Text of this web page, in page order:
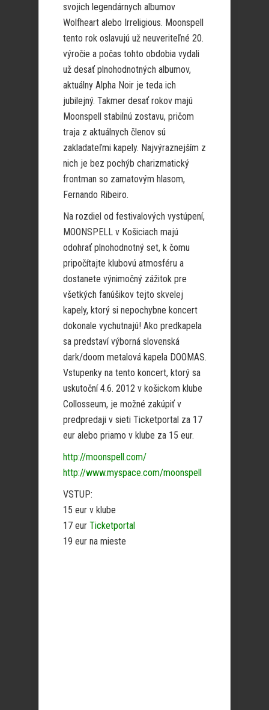
svojich legendárnych albumov
Wolfheart alebo Irreligious. Moonspell
tento rok oslavujú už neuveriteľné 20.
výročie a počas tohto obdobia vydali
už desať plnohodnotných albumov,
aktuálny Alpha Noir je teda ich
jubilejný. Takmer desať rokov majú
Moonspell stabilnú zostavu, pričom
traja z aktuálnych členov sú
zakladateľmi kapely. Najvýraznejším z
nich je bez pochýb charizmatický
frontman so zamatovým hlasom,
Fernando Ribeiro.
Na rozdiel od festivalových vystúpení,
MOONSPELL v Košiciach majú
odohrať plnohodnotný set, k čomu
pripočítajte klubovú atmosféru a
dostanete výnimočný zážitok pre
všetkých fanúšikov tejto skvelej
kapely, ktorý si nepochybne koncert
dokonale vychutnajú! Ako predkapela
sa predstaví výborná slovenská
dark/doom metalová kapela DOOMAS.
Vstupenky na tento koncert, ktorý sa
uskutoční 4.6. 2012 v košickom klube
Collosseum, je možné zakúpiť v
predpredaji v sieti Ticketportal za 17
eur alebo priamo v klube za 15 eur.
http://moonspell.com/
http://www.myspace.com/moonspell
VSTUP:
15 eur v klube
17 eur Ticketportal
19 eur na mieste